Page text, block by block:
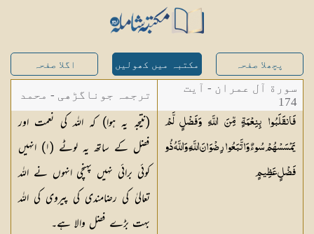
پچھلا صفحہ مکتبہ میں کھولیں اگلا صفحہ
سورة آل عمران - آیت
174
فَانقَلَبُوا بِنِعْمَةٍ مِّنَ اللَّهِ وَفَضْلٍ لَّمْ
يَمْسَسْهُمْ سُوءٌ وَاتَّبَعُوا رِضْوَانَ اللَّهِ ۗ وَاللَّهُ ذُو
فَضْلٍعَظِيمٍ
ترجمہ جوناگڑھی - محمد
جونا گڑھی
(نتیجہ یہ ہوا) کہ اللہ کی نعمت اور
فضل کے ساتھ یہ لوٹے (١) انہیں
کوئی برائی نہیں پہنچی انہوں نے اللہ
تعالیٰ کی رضامندی کی پیروی کی اللہ
بہت بڑے فضل والا ہے۔